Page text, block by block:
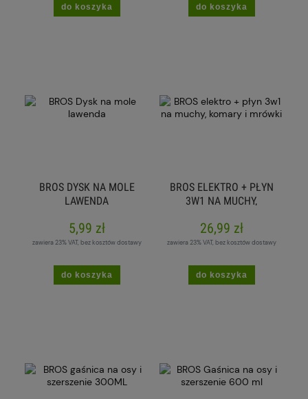
do koszyka do koszyka
BROS DYSK NA MOLE
LAWENDA
5,99 zł
zawiera 23% VAT, bez kosztów dostawy
do koszyka
BROS ELEKTRO + PŁYN
3W1 NA MUCHY,
26,99 zł
zawiera 23% VAT, bez kosztów dostawy
do koszyka